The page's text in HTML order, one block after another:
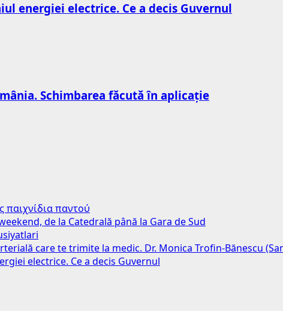
energiei electrice. Ce a decis Guvernul
Schimbarea făcută în aplicație
παιχνίδια παντού
de la Catedrală până la Gara de Sud
care te trimite la medic. Dr. Monica Trofin-Bănescu
electrice. Ce a decis Guvernul